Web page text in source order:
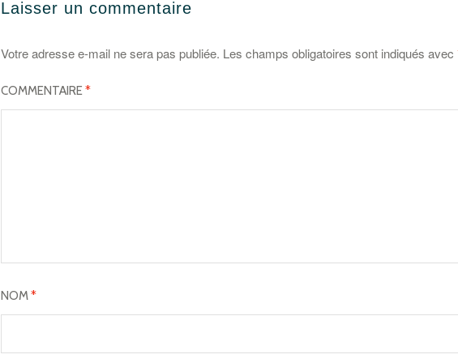
Laisser un commentaire
Votre adresse e-mail ne sera pas publiée. Les champs obligatoires sont indiqués avec
COMMENTAIRE*
NOM*